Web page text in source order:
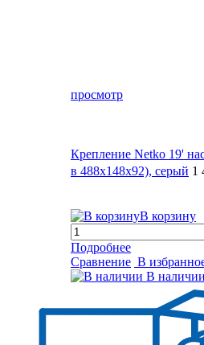
просмотр
Крепление Netko 19'
в 488х148х92), серый 1
В корзину
Подробнее
Сравнение В
В наличии